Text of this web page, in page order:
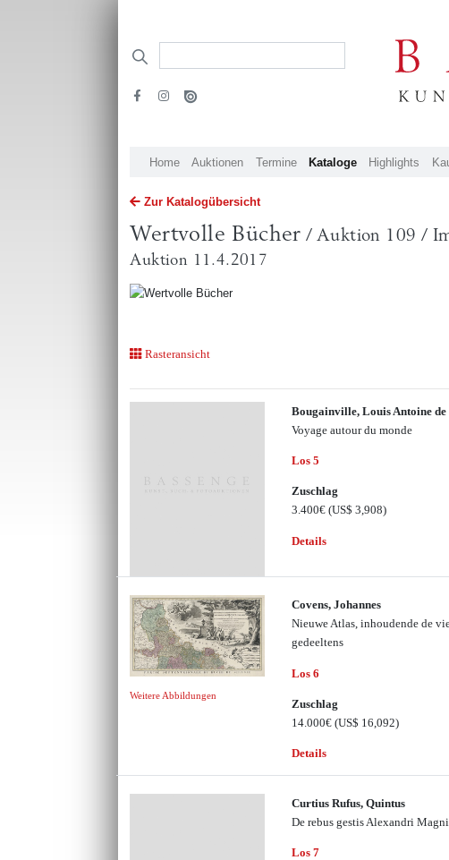
Home Auktionen Termine Kataloge Highlights
Zur Katalogübersicht
Wertvolle Bücher / Auktion 109 /
Auktion 11.4.2017
Rasteransicht
Bougainville, Louis Antoine de
Voyage autour du monde
Los 5
Zuschlag
3.400€ (US$ 3,908)
Details
Weitere Abbildungen
Covens, Johannes
Nieuwe Atlas, inhoudende de
gedeeltens
Los 6
Zuschlag
14.000€ (US$ 16,092)
Details
Curtius Rufus, Quintus
De rebus gestis Alexandri Magni
Los 7